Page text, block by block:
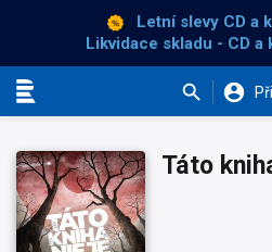
Letní slevy CD a
Likvidace skladu - CD a
Táto